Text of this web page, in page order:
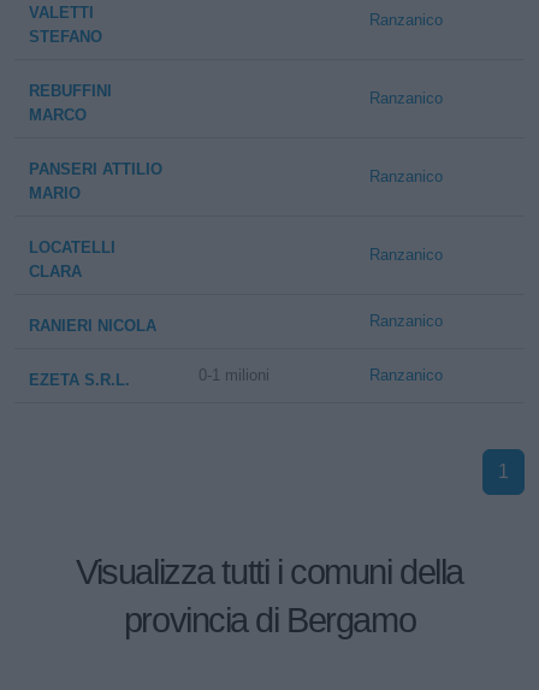
VALETTI
STEFANO
Ranzanico
REBUFFINI
MARCO
Ranzanico
PANSERI ATTILIO
MARIO
Ranzanico
LOCATELLI
CLARA
Ranzanico
RANIERI NICOLA Ranzanico
EZETA S.R.L. 0-1 milioni Ranzanico
1
Visualizza tutti i comuni della
provincia di Bergamo